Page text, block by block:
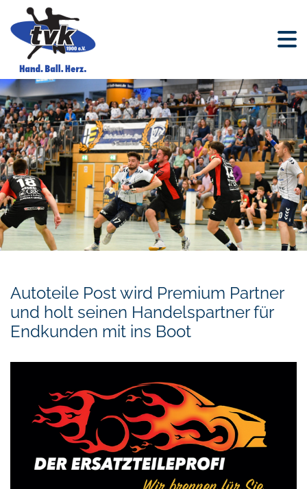
Autoteile Post wird Premium Partner
und holt seinen Handelspartner für
Endkunden mit ins Boot